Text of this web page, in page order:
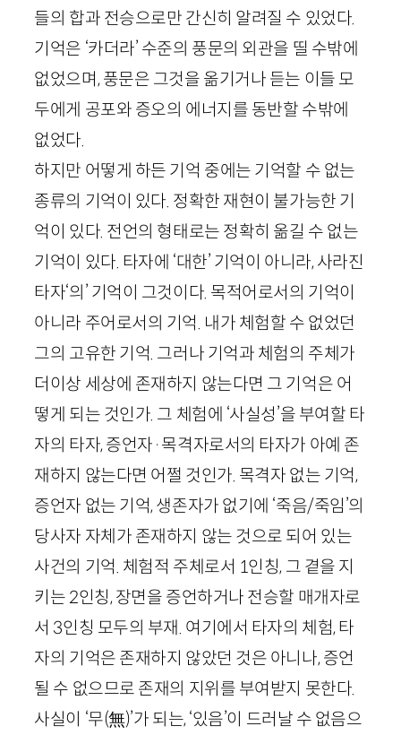
들의 합과 전승으로만 간신히 알려질 수 있었다.
기억은 ‘카더라’ 수준의 풍문의 외관을 띨 수밖에
없었으며, 풍문은 그것을 옮기거나 듣는 이들 모
두에게 공포와 증오의 에너지를 동반할 수밖에
없었다.
하지만 어떻게 하든 기억 중에는 기억할 수 없는
종류의 기억이 있다. 정확한 재현이 불가능한 기
억이 있다. 전언의 형태로는 정확히 옮길 수 없는
기억이 있다. 타자에 ‘대한’ 기억이 아니라, 사라진
타자‘의’ 기억이 그것이다. 목적어로서의 기억이
아니라 주어로서의 기억. 내가 체험할 수 없었던
그의 고유한 기억. 그러나 기억과 체험의 주체가
더이상 세상에 존재하지 않는다면 그 기억은 어
떻게 되는 것인가. 그 체험에 ‘사실성’을 부여할 타
자의 타자, 증언자 ·목격자로서의 타자가 아예 존
재하지 않는다면 어쩔 것인가. 목격자 없는 기억,
증언자 없는 기억, 생존자가 없기에 ‘죽음/죽임’의
당사자 자체가 존재하지 않는 것으로 되어 있는
사건의 기억. 체험적 주체로서 1인칭, 그 곁을 지
키는 2인칭, 장면을 증언하거나 전승할 매개자로
서 3인칭 모두의 부재. 여기에서 타자의 체험, 타
자의 기억은 존재하지 않았던 것은 아니나, 증언
될 수 없으므로 존재의 지위를 부여받지 못한다.
사실이 ‘무(無)’가 되는, ‘있음’이 드러날 수 없음으